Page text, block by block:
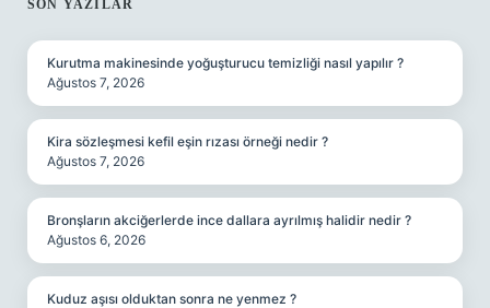
SIDEBAR
SON YAZILAR
Kurutma makinesinde yoğuşturucu temizliği nasıl yapılır ?
Ağustos 7, 2026
Kira sözleşmesi kefil eşin rızası örneği nedir ?
Ağustos 7, 2026
Bronşların akciğerlerde ince dallara ayrılmış halidir nedir ?
Ağustos 6, 2026
Kuduz aşısı olduktan sonra ne yenmez ?